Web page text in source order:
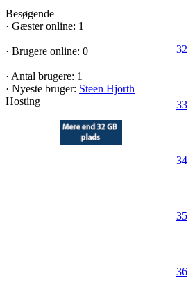
Besøgende
· Gæster online: 1
· Brugere online: 0
· Antal brugere: 1
· Nyeste bruger: Steen Hjorth
Hosting
32
33
34
35
36